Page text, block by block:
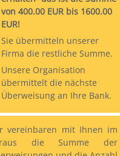
von 400.00 EUR bis 1600.00
EUR!
Sie übermitteln unserer
Firma die restliche Summe.
Unsere Organisation
übermittelt die nächste
Überweisung an Ihre Bank.
vereinbaren mit Ihnen im
die Summe der